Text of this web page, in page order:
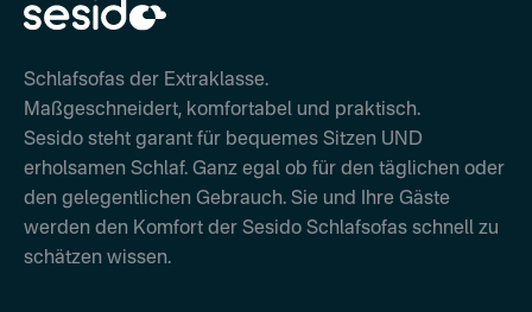
Schlafsofas der Extraklasse.
Maßgeschneidert, komfortabel und praktisch.
Sesido steht garant für bequemes Sitzen UND
erholsamen Schlaf. Ganz egal ob für den täglichen oder
den gelegentlichen Gebrauch. Sie und Ihre Gäste
werden den Komfort der Sesido Schlafsofas schnell zu
schätzen wissen.